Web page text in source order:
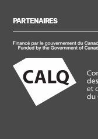
PARTENAIRES